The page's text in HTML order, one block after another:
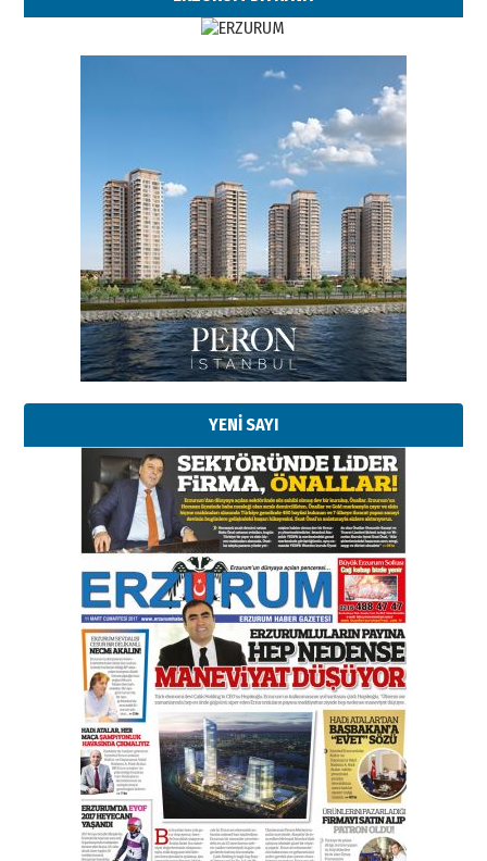
YENİ SAYI
Esat BİNDESEN
Başkan Sekmen’den Erzurum’a
bir vizyon proje daha!
02 Ağustos 2026 Pazar
Kadir SABUNCUOĞLU
Erzurumspor’un köşe taşları
29 Haziran 2026 Pazartesi
Kenan GÜLERCİ
Murat Şahsuvaroğlu ERKON’da
çıtayı yukarı taşırken,
yönetimdekiler aşağı
çekmemeli!
17 Şubat 2026 SalıOrhan BOZKURT
Bir fotoğraf, bir şehir, bir
gazeteci… Dizginler kimin
elinde?
31 Mart 2026 Salı
A. Berhan Yılmaz
BİR BÖLÜM DEĞİL, BİR ÖMÜR
SEÇİYORSUNUZ… “NEDEN
ATATÜRK ÜNİVERSİTESİ?”
28 Temmuz 2026 Salı
Ahmet Gökhan YAZICI
Ahmed Yesevi’den bir Alperen…
”Reisimiz” idi… Hakka yürüdü.!
26 Mart 2026 Perşembe
Cem Bakırcı